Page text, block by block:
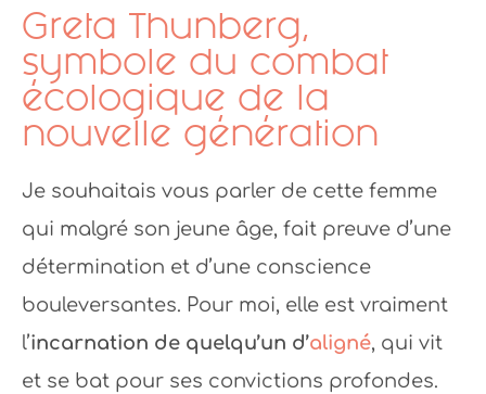
Greta Thunberg,
symbole du combat
écologique de la
nouvelle génération
Je souhaitais vous parler de cette femme
qui malgré son jeune âge, fait preuve d’une
détermination et d’une conscience
bouleversantes. Pour moi, elle est vraiment
l’incarnation de quelqu’un d’aligné, qui vit
et se bat pour ses convictions profondes.